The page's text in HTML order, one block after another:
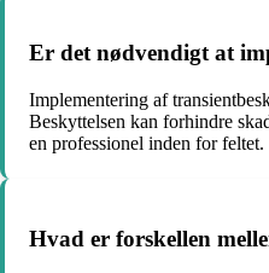
Er det nødvendigt at
Implementering af
Beskyttelsen kan forhindre
en professionel inden for feltet.
Hvad er forskellen